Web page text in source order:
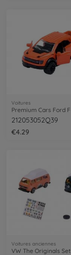
Voitures
212053052Q39
€4.29
Voitures anciennes